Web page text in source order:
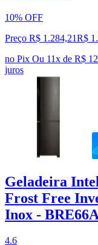
10% OFF
Preço R$ 1.284,21R$
no Pix Ou 11x de R$
juros
Geladeira
Frost Free
Inox -
4.6